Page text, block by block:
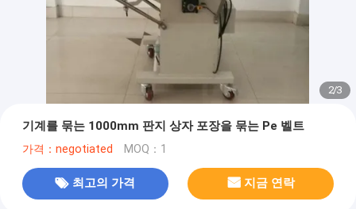
2/3
기계를 묶는 1000mm 판지 상자 포장을 묶는 Pe 벨트
가격：negotiated MOQ：1
최고의 가격 지금 연락